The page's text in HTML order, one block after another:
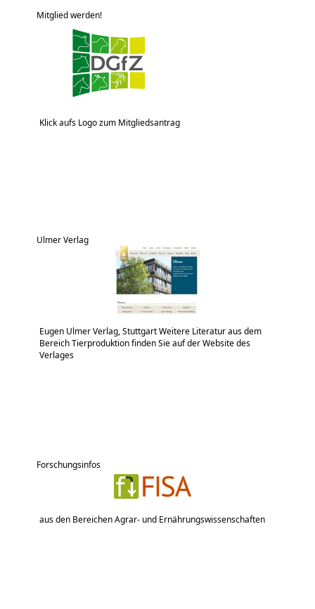
Mitglied werden!
Klick aufs Logo zum Mitgliedsantrag
Ulmer Verlag
Eugen Ulmer Verlag, Stuttgart Weitere Literatur aus dem
Bereich Tierproduktion finden Sie auf der Website des
Verlages
Forschungsinfos
aus den Bereichen Agrar- und Ernährungswissenschaften